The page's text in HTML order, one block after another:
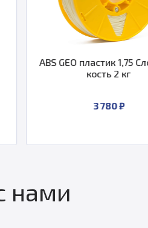
пластик 1,75 Слоновая
нами